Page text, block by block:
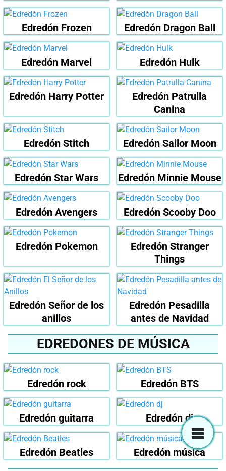
Edredón Frozen Edredón Dragon Ball
Edredón Marvel Edredón Hulk
Edredón Harry Potter
Edredón Patrulla
Canina
Edredón Stitch Edredón Sailor Moon
Edredón Star Wars Edredón Minnie Mouse
Edredón Avengers Edredón Scooby Doo
Edredón Pokemon
Edredón Stranger
Things
Edredón Señor de los
anillos
Edredón Pesadilla
antes de Navidad
EDREDONES DE MÚSICA
Edredón rock Edredón BTS
Edredón guitarra Edredón dj
Edredón Beatles Edredón música